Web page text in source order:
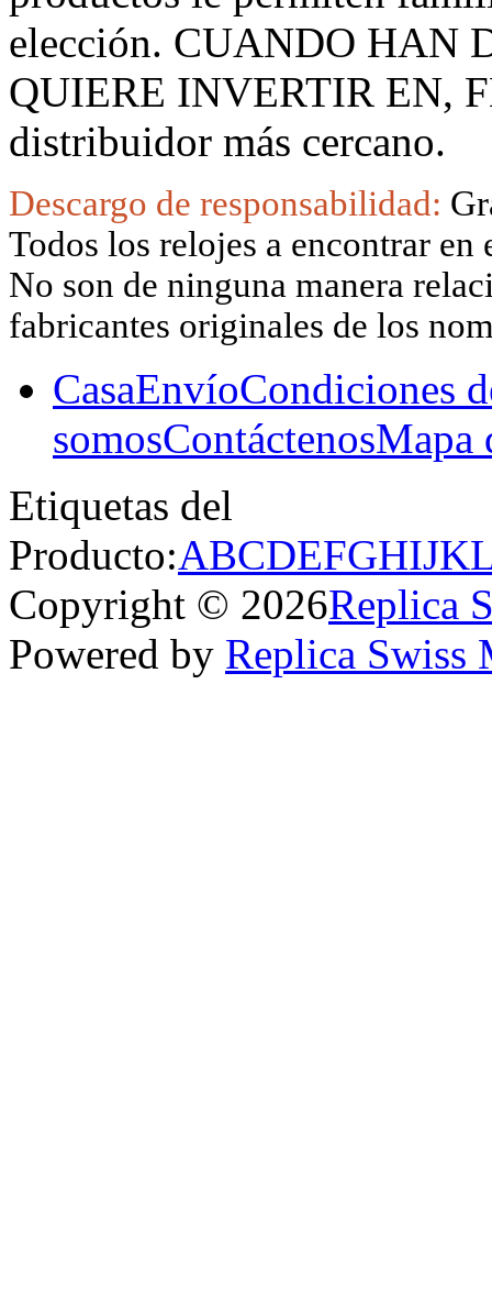
elección. CUANDO HAN
QUIERE INVERTIR EN,
distribuidor más cercano.
Descargo de responsabilidad:
Todos los relojes a encontrar
No son de ninguna manera
fabricantes originales de los
CasaEnvíoCondiciones
somosContáctenosMapa
Etiquetas del
Producto:ABCDEFGHIJK
Copyright © 2026Replica
Powered by Replica Swiss